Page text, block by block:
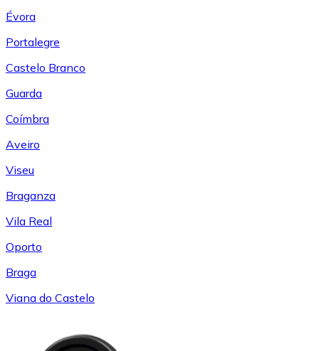
Évora
Portalegre
Castelo Branco
Guarda
Coímbra
Aveiro
Viseu
Braganza
Vila Real
Oporto
Braga
Viana do Castelo